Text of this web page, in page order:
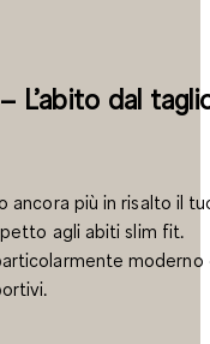
L’abito dal
ancora più in risalto il
agli abiti slim fit.
moderno